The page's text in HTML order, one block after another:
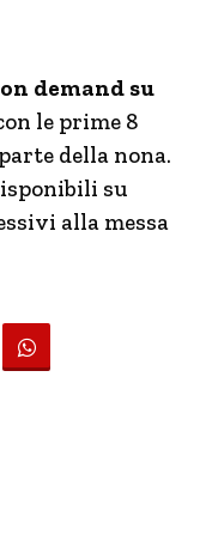
demand su
le prime 8
della nona.
su
alla messa